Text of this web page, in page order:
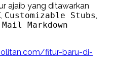
ajaib yang ditawarkan
, Customizable Stubs,
Mail Markdown
fitur-baru-di-